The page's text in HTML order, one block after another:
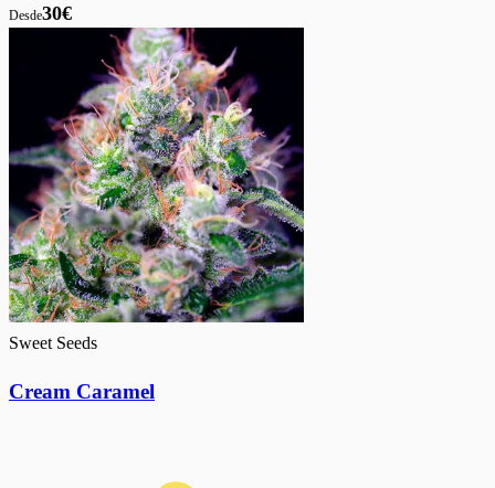
Desde30€
Sweet Seeds
Cream Caramel